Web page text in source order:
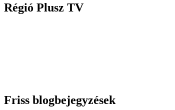
Régió Plusz TV
Friss blogbejegyzések